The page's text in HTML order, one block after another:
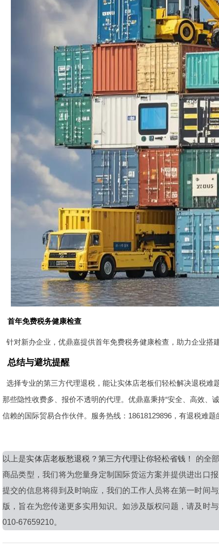
首年免费税务健康检查
针对新办企业，优鼎嘉提供首年免费税务健康检查，助力企业搭
总结与避坑提醒
选择专业的第三方代理退税，能让实体店老板们轻松解决退税
那些隐性收费多、报价不透明的代理。优鼎嘉秉持“安全、高效、
信赖的国际贸易合作伙伴。服务热线：18618129896，有退税难题
以上是实体店老板愁退税？第三方代理让你轻松省钱！ 的全
商品类型，我们将为您量身定制国际货运方案并提供进出口
提交的信息将得到及时响应，我们的工作人员将在第一时间
版，旨在为您传递更多实用知识。如涉及版权问题，请及时
010-67659210。